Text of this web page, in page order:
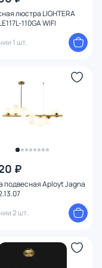
люстра LIGHTERA
110GA WIFI
1 шт.
₽
подвесная Aployt Jagna
2 шт.